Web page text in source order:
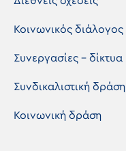
Κοινωνικός διάλογος
Συνεργασίες - δίκτυα
Συνδικαλιστική δράση
Κοινωνική δράση